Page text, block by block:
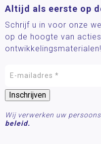
Altijd als eerste op
Schrijf u in voor onze
op de hoogte van
ontwikkelingsmaterialen!
Wij verwerken uw
beleid.